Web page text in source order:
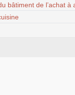
bâtiment de l’achat à